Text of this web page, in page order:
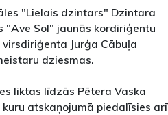
"Lielais dzintars" Dzintara
"Ave Sol" jaunās kordiriģentu
Jurģa Cābuļa
dziesmas.
liktas līdzās Pētera Vaska
atskaņojumā piedalīsies arī